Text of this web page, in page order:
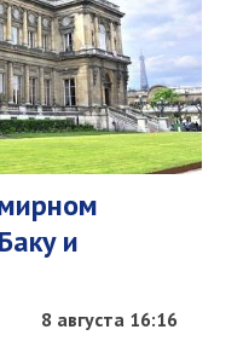
и
8 августа 16:16